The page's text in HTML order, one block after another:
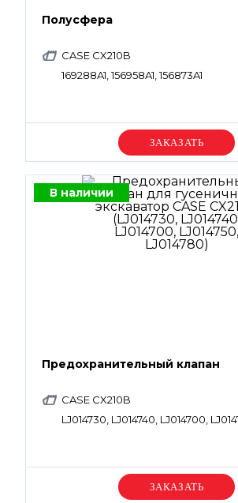
Полусфера
CASE CX210B
169288A1, 156958A1, 156873A1
Уточняйте цену
В наличии
Предохранительный клапан
CASE CX210B
LJ014730, LJ014740, LJ014700,
Уточняйте цену